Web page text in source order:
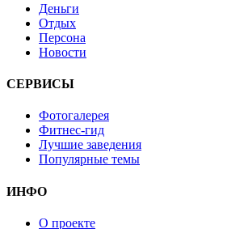
Деньги
Отдых
Персона
Новости
СЕРВИСЫ
Фотогалерея
Фитнес-гид
Лучшие заведения
Популярные темы
ИНФО
О проекте